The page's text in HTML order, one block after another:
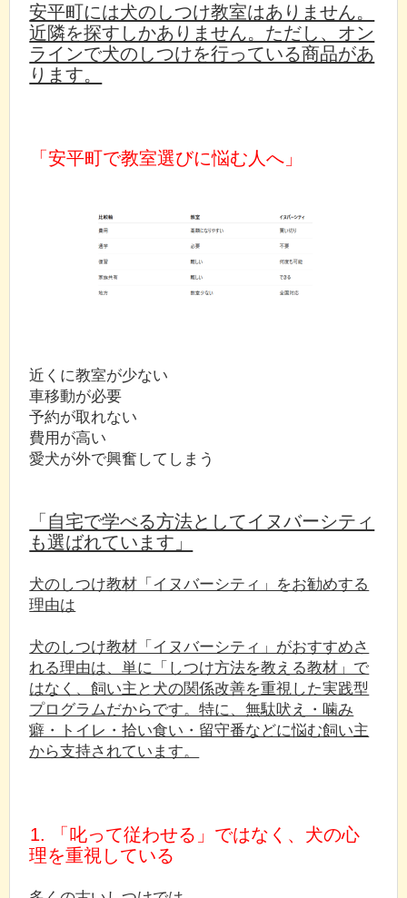
安平町には犬のしつけ教室はありません。
近隣を探すしかありません。ただし、オン
ラインで犬のしつけを行っている商品があ
ります。
「安平町で教室選びに悩む人へ」
近くに教室が少ない
車移動が必要
予約が取れない
費用が高い
愛犬が外で興奮してしまう
「自宅で学べる方法としてイヌバーシティ
も選ばれています」
犬のしつけ教材「イヌバーシティ」をお勧めする
理由は
犬のしつけ教材「イヌバーシティ」がおすすめさ
れる理由は、単に「しつけ方法を教える教材」で
はなく、飼い主と犬の関係改善を重視した実践型
プログラムだからです。特に、無駄吠え・噛み
癖・トイレ・拾い食い・留守番などに悩む飼い主
から支持されています。
1. 「叱って従わせる」ではなく、犬の心
理を重視している